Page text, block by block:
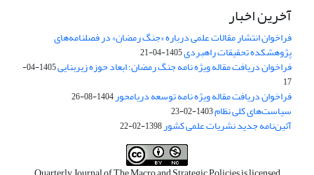
آخرین اخبار
فراخوان انتشار مقالات علمی درباره «جنگ رمضان» در فصلنامه‌های
پژوهشکده تحقیقات راهبردی1405-04-21
فراخوان دریافت مقاله ویژه نامه جنگ رمضان؛ ابعاد حوزه زیربنایی
1405-04-
17
فراخوان دریافت مقاله ویژه نامه توسعه دریامحور1404-08-26
سیاست‌های کلی نظام1403-02-23
آئین‌نامه جدید نشریات علمی کشور1398-02-22